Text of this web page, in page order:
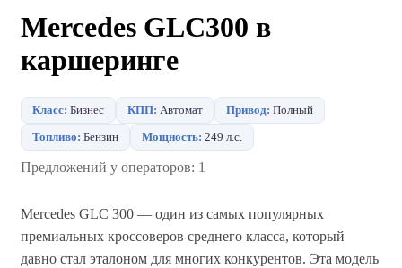
Mercedes GLC300 в
каршеринге
Класс: Бизнес КПП: Автомат Привод: Полный
Топливо: Бензин Мощность: 249 л.с.
Предложений у операторов: 1
Mercedes GLC 300 — один из самых популярных
премиальных кроссоверов среднего класса, который
давно стал эталоном для многих конкурентов. Эта модель